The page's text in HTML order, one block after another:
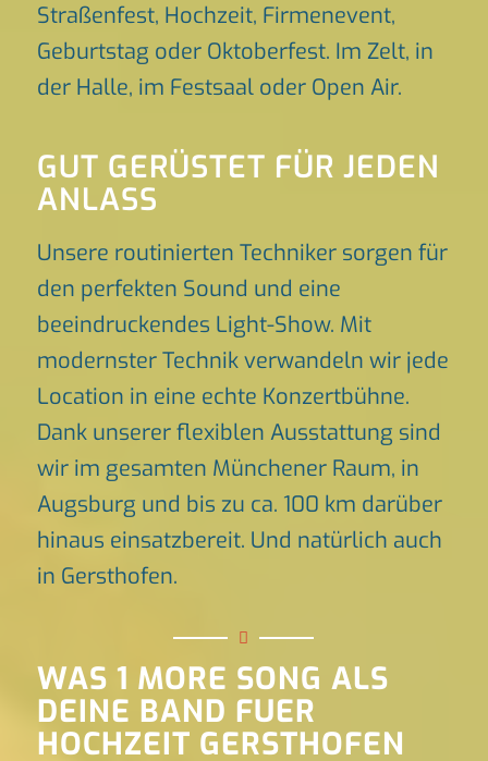
Straßenfest, Hochzeit, Firmenevent,
Geburtstag oder Oktoberfest. Im Zelt, in
der Halle, im Festsaal oder Open Air.
GUT GERÜSTET FÜR JEDEN
ANLASS
Unsere routinierten Techniker sorgen für
den perfekten Sound und eine
beeindruckendes Light-Show. Mit
modernster Technik verwandeln wir jede
Location in eine echte Konzertbühne.
Dank unserer flexiblen Ausstattung sind
wir im gesamten Münchener Raum, in
Augsburg und bis zu ca. 100 km darüber
hinaus einsatzbereit. Und natürlich auch
in Gersthofen.
WAS 1 MORE SONG ALS
DEINE BAND FUER
HOCHZEIT GERSTHOFEN